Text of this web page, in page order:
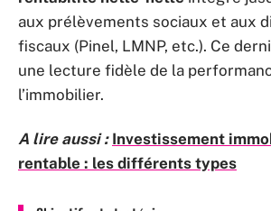
aux prélèvements sociaux et aux
fiscaux (Pinel, LMNP, etc.). Ce
une lecture fidèle de la
l’immobilier.
A lire aussi : Investissement
rentable : les différents types